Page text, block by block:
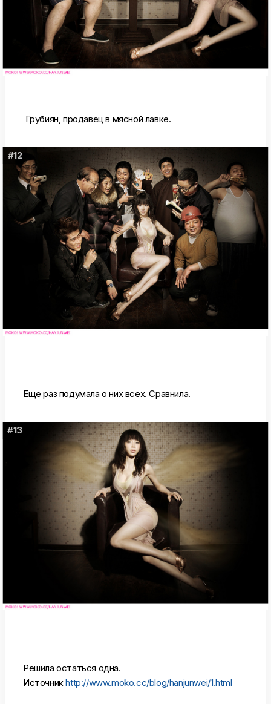
Грубиян, продавец в мясной лавке.
#12
Еще раз подумала о них всех. Сравнила.
#13
Решила остаться одна.
Источникhttp://www.moko.cc/blog/hanjunwei/1.html